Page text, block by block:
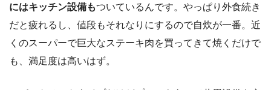
にはキッチン設備もついているんです。やっぱり外食続き
だと疲れるし、値段もそれなりにするので自炊が一番。近
くのスーパーで巨大なステーキ肉を買ってきて焼くだけで
も、満足度は高いはず。